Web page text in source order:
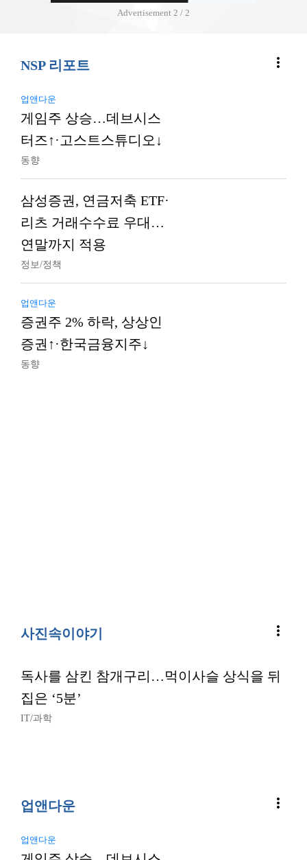
Advertisement 2 / 2
NSP 리포트 more_vert
업앤다운
게임주 상승…데브시스
터즈↑·고스트스튜디오↓
동향
삼성증권, 연금저축 ETF·
리츠 거래수수료 우대…
연말까지 적용
정보/정책
업앤다운
증권주 2% 하락, 상상인
증권↑·한국금융지주↓
동향
사진속이야기 more_vert
독사를 삼킨 참개구리…먹이사슬 상식을 뒤
집은 ‘5분’
IT/과학
업앤다운 more_vert
업앤다운